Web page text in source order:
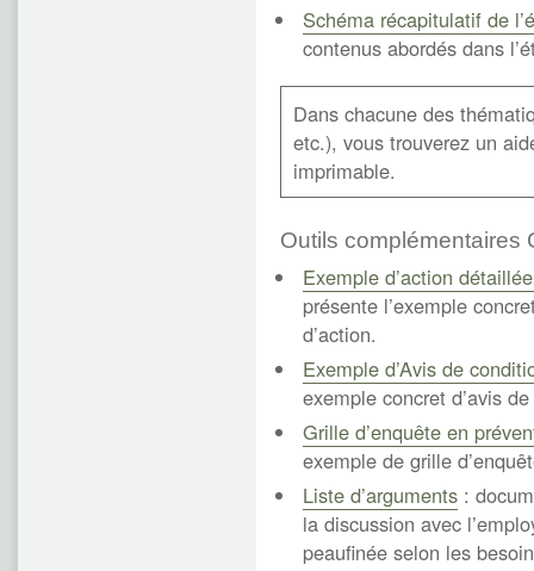
Schéma récapitulatif de
contenus abordés dans
Dans chacune des
etc.), vous trouverez un
imprimable.
Outils complémentaires
Exemple d’action
présente l’exemple
d’action.
Exemple d’Avis de
exemple concret d’avis
Grille d’enquête en
exemple de grille
Liste d’arguments :
la discussion avec
peaufinée selon les